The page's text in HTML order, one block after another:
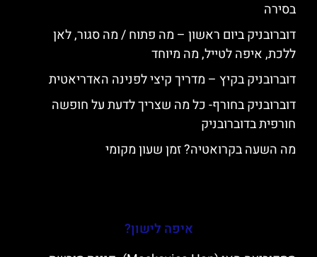
בסירה
דוברובניק ביום ראשון – מה פתוח / מה סגור, לאן
ללכת, איפה לטייל, מה מיוחד
דוברובניק בקיץ – מדריך קיצי לפנינה האדריאטית
דוברובניק בחורף- כל מה שצריך לדעת על חופשה
חורפית בדוברובניק
מה השעה בקרואטיה? זמן שעון מקומי
איפה לישון?